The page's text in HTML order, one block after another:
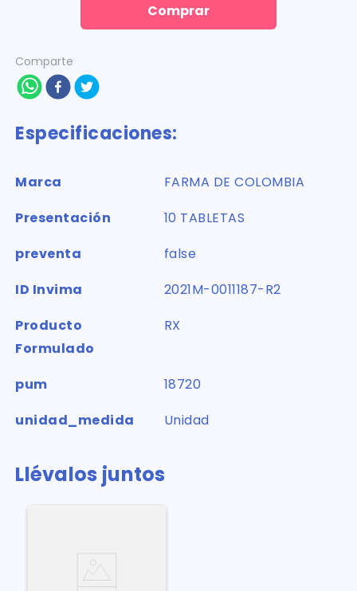
Comprar
Comparte
Especificaciones:
Marca
FARMA DE COLOMBIA
Presentación
10 TABLETAS
preventa
false
ID Invima
2021M-0011187-R2
Producto
Formulado
RX
pum
18720
unidad_medida
Unidad
Llévalos juntos